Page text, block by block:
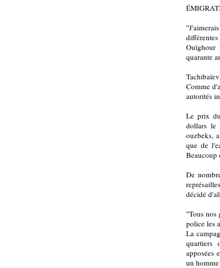
quarante
Comme
autorités
Le prix
dollars le
ouzbeks,
que de
Beaucoup
De
décidé
"Tous nos
police les
La
quartiers
apposées
un